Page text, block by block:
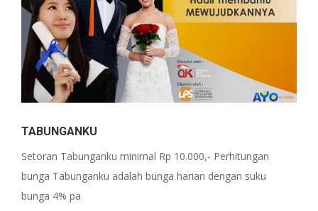
TABUNGANKU
Setoran Tabunganku minimal Rp 10.000,- Perhitungan
bunga Tabunganku adalah bunga harian dengan suku
bunga 4% pa